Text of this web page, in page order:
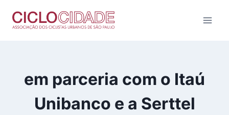
para
em parceria com o Itaú
Unibanco e a Serttel